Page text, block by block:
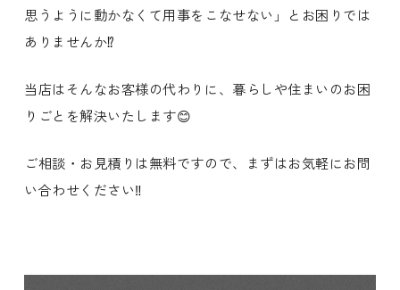
思うように動かなくて用事をこなせない」とお困りでは
ありませんか⁉️
当店はそんなお客様の代わりに、暮らしや住まいのお困
りごとを解決いたします😊
ご相談・お見積りは無料ですので、まずはお気軽にお問
い合わせください‼️